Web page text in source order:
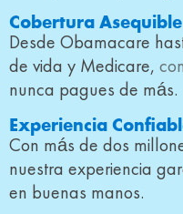
Cobertura Asequible
Desde Obamacare
de vida y Medicare,
nunca pagues de más.
Experiencia
Con más de dos
nuestra experiencia
en buenas manos.